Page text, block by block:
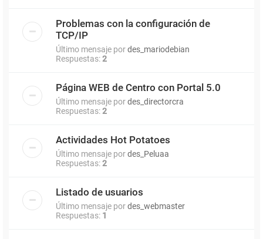
Problemas con la configuración de
TCP/IP
Último mensaje pordes_mariodebian
Respuestas:2
Página WEB de Centro con Portal 5.0
Último mensaje pordes_directorcra
Respuestas:2
Actividades Hot Potatoes
Último mensaje pordes_Peluaa
Respuestas:2
Listado de usuarios
Último mensaje pordes_webmaster
Respuestas: 1